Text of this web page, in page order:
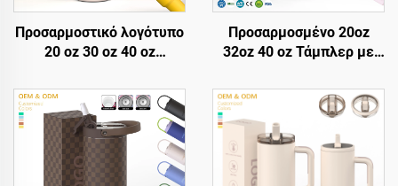
Προσαρμοστικό λογότυπο
20 oz 30 oz 40 oz
διπλή τοιχώμα κενού
μεταλλικό ταξιδιωτικό
κύπελο καφέ 20oz 30oz
40oz κύπελο με λαβή
Προσαρμοσμένο 20oz
32oz 40 oz Τάμπλερ με
Ανοξείδωτο Ατσάλινο
Κενού με Μόνωση
Επαναχρησιμοποιούμενα
Τάμπλερ με Άγκιστρο
Αναδίπλωσης και Λαβή